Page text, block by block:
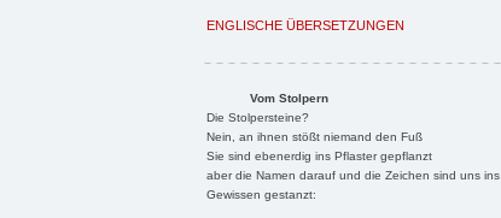
ENGLISCHE ÜBERSETZUNGEN
Vom Stolpern
Die Stolpersteine?
Nein, an ihnen stößt niemand den Fuß
Sie sind ebenerdig ins Pflaster gepflanzt
aber die Namen darauf und die Zeichen sind uns ins
Gewissen gestanzt: